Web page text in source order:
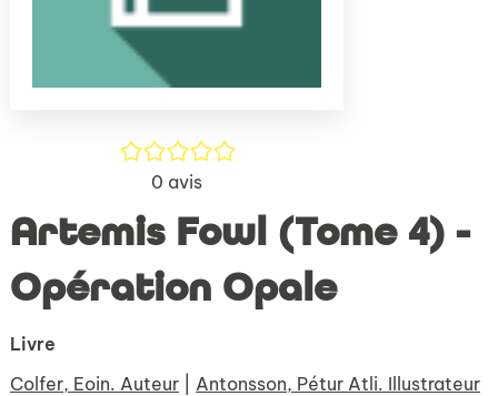
/5
0 avis
Artemis Fowl (Tome 4) -
Opération Opale
Livre
Colfer, Eoin. Auteur
Antonsson, Pétur Atli. Illustrateur